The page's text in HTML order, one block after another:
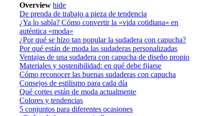
Overview hide
De prenda de trabajo a pieza de tendencia
¿Ya lo sabía? Cómo convertir la «vida cotidiana» en
auténtica «moda»
¿Por qué se hizo tan popular la sudadera con capucha?
Por qué están de moda las sudaderas personalizadas
Ventajas de una sudadera con capucha de diseño propio
Materiales y sostenibilidad: en qué debe fijarse
Cómo reconocer las buenas sudaderas con capucha
Consejos de estilismo para cada día
Qué cortes están de moda actualmente
Colores y tendencias
5 conjuntos para diferentes ocasiones